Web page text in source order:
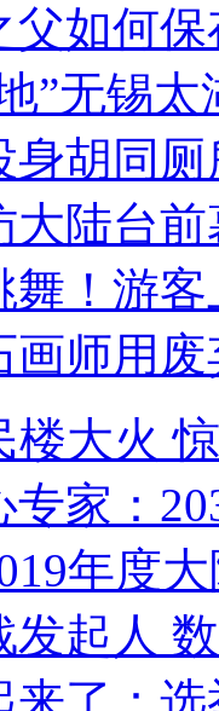
父如何
”无锡
身胡同
陆台
！游客
画师用
楼大火
专家：
年度
起人
来了：